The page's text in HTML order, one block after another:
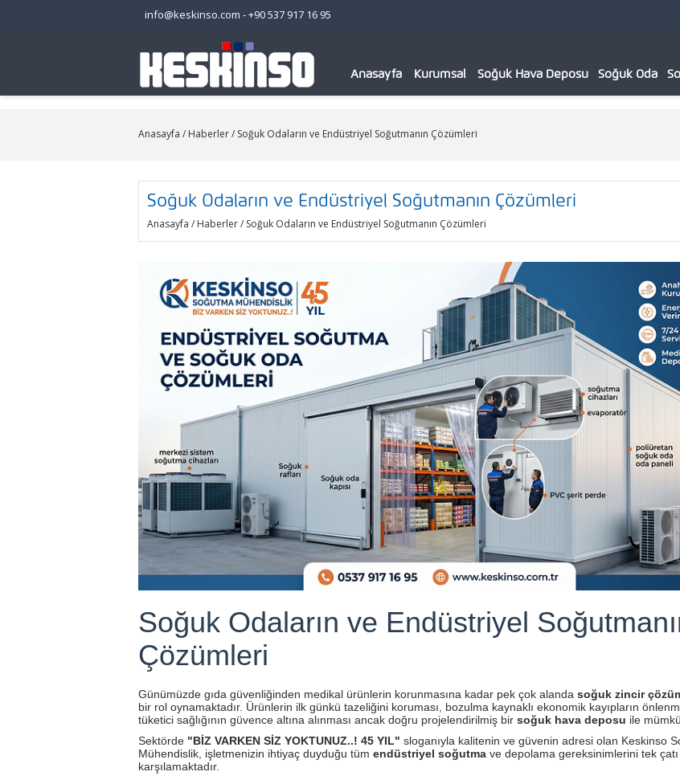
info@keskinso.com -+90 537 917 16 95
Anasayfa Kurumsal Soğuk Hava Deposu Soğuk Oda
Anasayfa / Haberler/ Soğuk Odaların ve Endüstriyel Soğutmanın Çözümleri
Soğuk Odaların ve Endüstriyel Soğutmanın Çözümleri
Anasayfa / Haberler/ Soğuk Odaların ve Endüstriyel Soğutmanın Çözümleri
Soğuk Odaların ve Endüstriyel
Çözümleri
Günümüzde gıda güvenliğinden medikal ürünlerin korunmasına kadar pek çok alanda soğuk zincir
bir rol oynamaktadır. Ürünlerin ilk günkü tazeliğini koruması, bozulma kaynaklı ekonomik kayıpların
tüketici sağlığının güvence altına alınması ancak doğru projelendirilmiş bir soğuk hava deposu ile
Sektörde "BİZ VARKEN SİZ YOKTUNUZ..! 45 YIL" sloganıyla kalitenin ve güvenin adresi olan Keskinso
Mühendislik, işletmenizin ihtiyaç duyduğu tüm endüstriyel soğutma ve depolama gereksinimlerini tek çatı
karşılamaktadır.